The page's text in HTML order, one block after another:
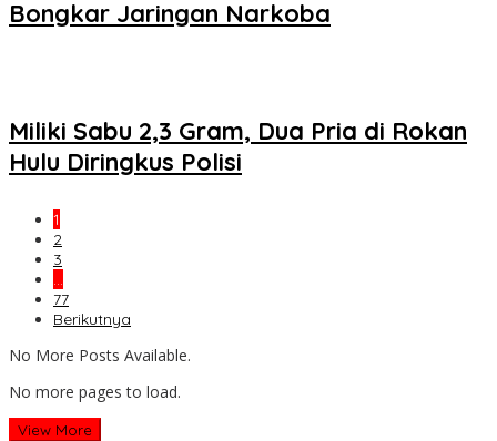
Bongkar Jaringan Narkoba
Miliki Sabu 2,3 Gram, Dua Pria di Rokan
Hulu Diringkus Polisi
1
2
3
…
77
Berikutnya
No More Posts Available.
No more pages to load.
View More